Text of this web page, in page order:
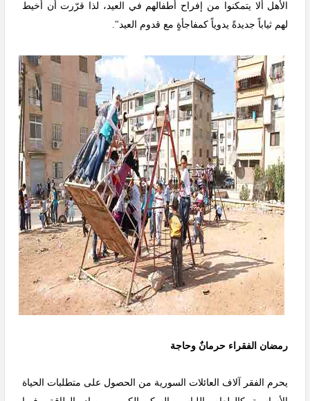
الأهل ألا يتمكنوا من إفراح أطفالهم في العيد، لذا قرّرت أن أخيط
لهم ثياباً جديدةً يدوياً كمفاجأةٍ مع قدوم العيد".
رمضان الفقراء حرمانٌ وحاجة
يحرم الفقر آلاف العائلات السورية من الحصول على متطلبات الحياة